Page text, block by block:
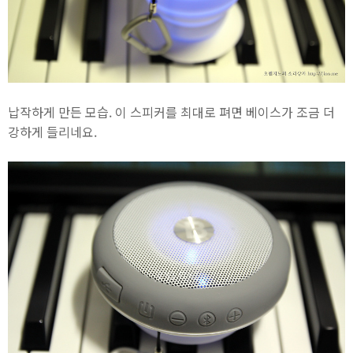
납작하게 만든 모습. 이 스피커를 최대로 펴면 베이스가 조금 더
강하게 들리네요.